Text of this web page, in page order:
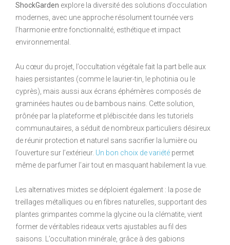
ShockGarden explore la diversité des solutions d’occulation
modernes, avec une approche résolument tournée vers
l’harmonie entre fonctionnalité, esthétique et impact
environnemental.
Au cœur du projet, l’occultation végétale fait la part belle aux
haies persistantes (comme le laurier-tin, le photinia ou le
cyprès), mais aussi aux écrans éphémères composés de
graminées hautes ou de bambous nains. Cette solution,
prônée par la plateforme et plébiscitée dans les tutoriels
communautaires, a séduit de nombreux particuliers désireux
de réunir protection et naturel sans sacrifier la lumière ou
l’ouverture sur l’extérieur. Un bon choix de variété permet
même de parfumer l’air tout en masquant habilement la vue.
Les alternatives mixtes se déploient également : la pose de
treillages métalliques ou en fibres naturelles, supportant des
plantes grimpantes comme la glycine ou la clématite, vient
former de véritables rideaux verts ajustables au fil des
saisons. L’occultation minérale, grâce à des gabions